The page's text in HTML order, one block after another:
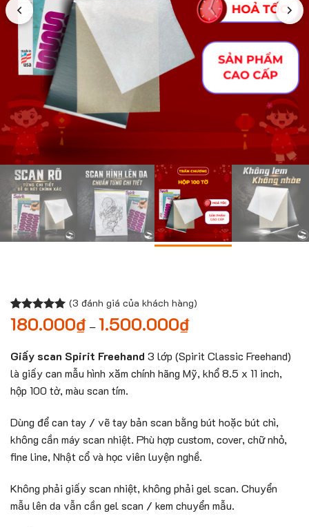
5.00trên 5
dựa trên
2
(3 đánh giá của khách hàng)
180.000₫–1.500.000₫Khoảng
180.000₫
đến
1.500.000₫
Giấy scan Spirit Freehand 3 lớp (Spirit Classic Freehand)
là giấy can mẫu hình xăm chính hãng Mỹ, khổ 8.5 x 11 inch,
hộp 100 tờ, màu scan tím.
Dùng để can tay / vẽ tay bản scan bằng bút hoặc bút chì,
không cần máy scan nhiệt. Phù hợp custom, cover, chữ nhỏ,
fine line, Nhật cổ và học viên luyện nghề.
Không phải giấy scan nhiệt, không phải gel scan. Chuyển
mẫu lên da vẫn cần gel scan / kem chuyển mẫu.